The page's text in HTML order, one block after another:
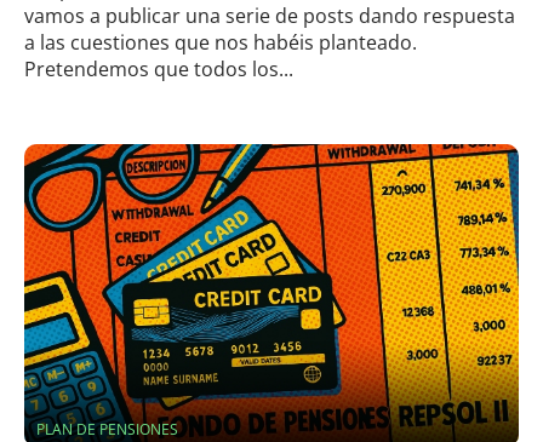
vamos a publicar una serie de posts dando respuesta
a las cuestiones que nos habéis planteado.
Pretendemos que todos los...
PLAN DE PENSIONES